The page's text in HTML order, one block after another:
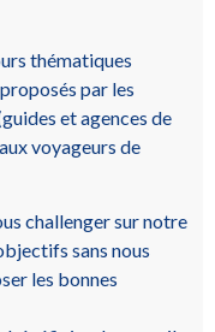
thématiques
par les
et agences de
voyageurs de
challenger sur notre
sans nous
les bonnes